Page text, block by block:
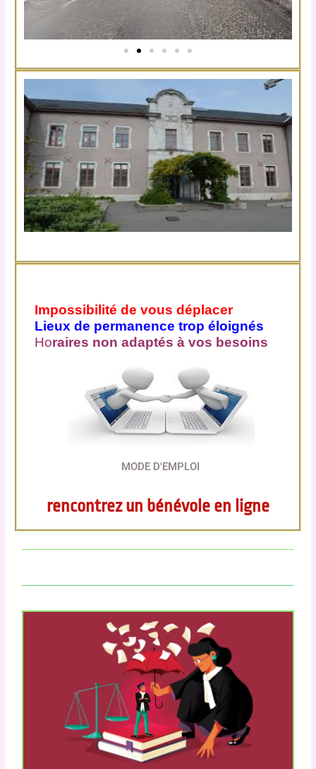
Impossibilité de vous déplacer
Lieux de permanence trop éloignés
Horaires non adaptés à vos besoins
MODE D'EMPLOI
rencontrez un bénévole en ligne